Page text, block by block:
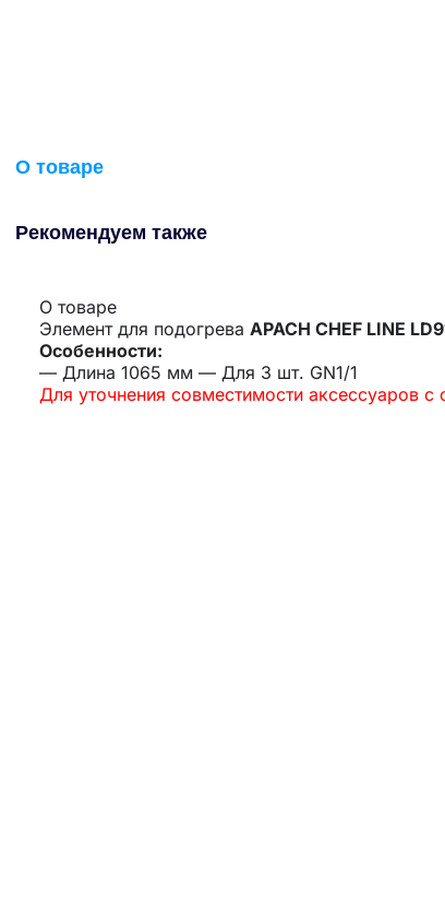
О товаре
Рекомендуем также
О товаре
Элемент для подогрева APACH CHEF LINE
Особенности:
— Длина 1065 мм — Для 3 шт. GN1/1
Для уточнения совместимости аксессуаров